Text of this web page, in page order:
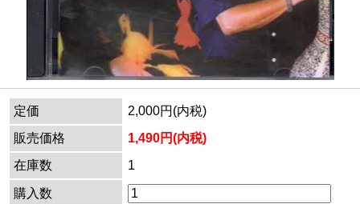
定価
2,000円(内税)
販売価格
1,490円(内税)
在庫数
1
購入数